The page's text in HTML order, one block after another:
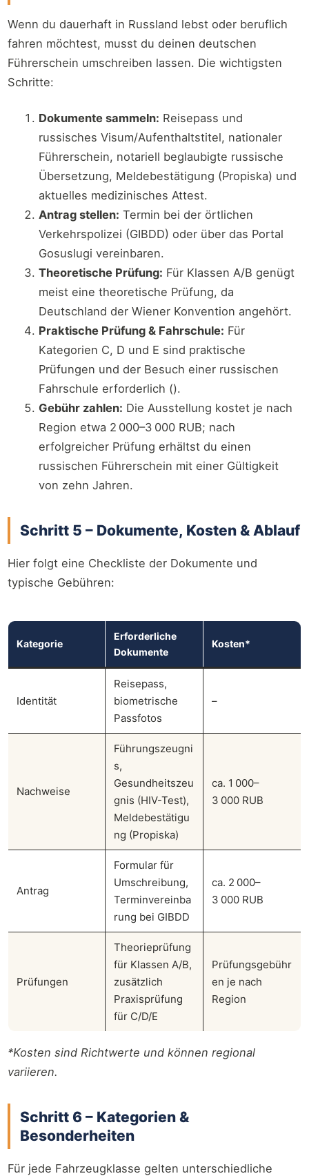
Wenn du dauerhaft in Russland lebst oder beruflich
fahren möchtest, musst du deinen deutschen
Führerschein umschreiben lassen. Die wichtigsten
Schritte:
Dokumente sammeln: Reisepass und
russisches Visum/Aufenthaltstitel, nationaler
Führerschein, notariell beglaubigte russische
Übersetzung, Meldebestätigung (Propiska) und
aktuelles medizinisches Attest.
Antrag stellen: Termin bei der örtlichen
Verkehrspolizei (GIBDD) oder über das Portal
Gosuslugi vereinbaren.
Theoretische Prüfung: Für Klassen A/B genügt
meist eine theoretische Prüfung, da
Deutschland der Wiener Konvention angehört.
Praktische Prüfung & Fahrschule: Für
Kategorien C, D und E sind praktische
Prüfungen und der Besuch einer russischen
Fahrschule erforderlich ().
Gebühr zahlen: Die Ausstellung kostet je nach
Region etwa 2 000–3 000 RUB; nach
erfolgreicher Prüfung erhältst du einen
russischen Führerschein mit einer Gültigkeit
von zehn Jahren.
Schritt 5 – Dokumente, Kosten & Ablauf
Hier folgt eine Checkliste der Dokumente und
typische Gebühren:
Kategorie
Erforderliche
Dokumente
Kosten*
Identität
Reisepass,
biometrische
Passfotos
–
Nachweise
Führungszeugni
s,
Gesundheitszeu
gnis (HIV-Test),
Meldebestätigu
ng (Propiska)
ca. 1 000–
3 000 RUB
Antrag
Formular für
Umschreibung,
Terminvereinba
rung bei GIBDD
ca. 2 000–
3 000 RUB
Prüfungen
Theorieprüfung
für Klassen A/B,
zusätzlich
Praxisprüfung
für C/D/E
Prüfungsgebühr
en je nach
Region
*Kosten sind Richtwerte und können regional
variieren.
Schritt 6 – Kategorien &
Besonderheiten
Für jede Fahrzeugklasse gelten unterschiedliche